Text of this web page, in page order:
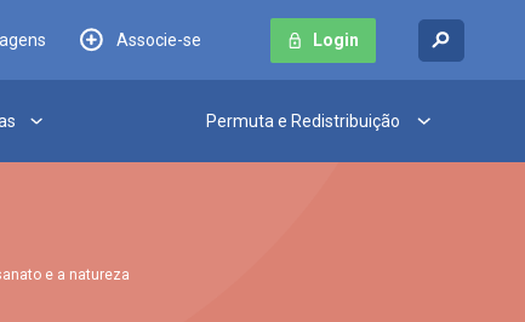
Associe-se Login
Permuta e Redistribuição
e a natureza